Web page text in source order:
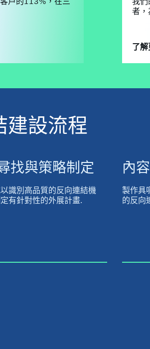
者，
了
建設流程
找與策略制定
識別高品質的反向連結機
有針對性的外展計畫.
內
製作具
的反向